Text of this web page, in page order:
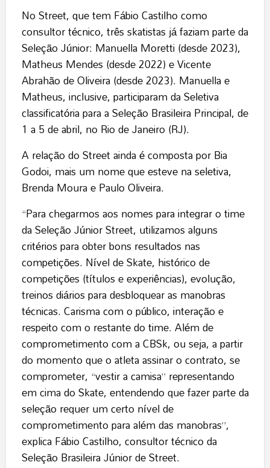
No Street, que tem Fábio Castilho como
consultor técnico, três skatistas já faziam parte da
Seleção Júnior: Manuella Moretti (desde 2023),
Matheus Mendes (desde 2022) e Vicente
Abrahão de Oliveira (desde 2023). Manuella e
Matheus, inclusive, participaram da Seletiva
classificatória para a Seleção Brasileira Principal, de
1 a 5 de abril, no Rio de Janeiro (RJ).
A relação do Street ainda é composta por Bia
Godoi, mais um nome que esteve na seletiva,
Brenda Moura e Paulo Oliveira.
“Para chegarmos aos nomes para integrar o time
da Seleção Júnior Street, utilizamos alguns
critérios para obter bons resultados nas
competições. Nível de Skate, histórico de
competições (títulos e experiências), evolução,
treinos diários para desbloquear as manobras
técnicas. Carisma com o público, interação e
respeito com o restante do time. Além de
comprometimento com a CBSk, ou seja, a partir
do momento que o atleta assinar o contrato, se
comprometer, “vestir a camisa” representando
em cima do Skate, entendendo que fazer parte da
seleção requer um certo nível de
comprometimento para além das manobras”,
explica Fábio Castilho, consultor técnico da
Seleção Brasileira Júnior de Street.